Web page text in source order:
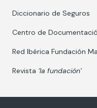
Diccionario de Seguros
Centro de
Red Ibérica Fundación
Revista ‘la fundación’